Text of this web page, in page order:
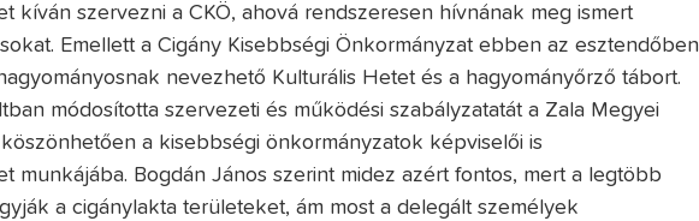
kíván szervezni a CKÖ, ahová rendszeresen hívnának meg ismert
Emellett a Cigány Kisebbségi Önkormányzat ebben az esztendőben
nevezhető Kulturális Hetet és a hagyományőrző tábort.
módosította szervezeti és működési szabályzatatát a Zala Megyei
a kisebbségi önkormányzatok képviselői is
munkájába. Bogdán János szerint midez azért fontos, mert a legtöbb
a cigánylakta területeket, ám most a delegált személyek